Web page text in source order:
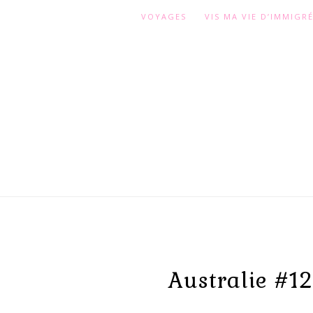
VOYAGES VIS MA VIE
Australie